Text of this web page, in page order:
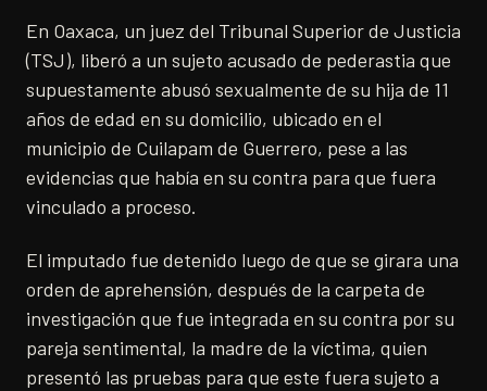
En Oaxaca, un juez del Tribunal Superior de Justicia
(TSJ), liberó a un sujeto acusado de pederastia que
supuestamente abusó sexualmente de su hija de 11
años de edad en su domicilio, ubicado en el
municipio de Cuilapam de Guerrero, pese a las
evidencias que había en su contra para que fuera
vinculado a proceso.
El imputado fue detenido luego de que se girara una
orden de aprehensión, después de la carpeta de
investigación que fue integrada en su contra por su
pareja sentimental, la madre de la víctima, quien
presentó las pruebas para que este fuera sujeto a